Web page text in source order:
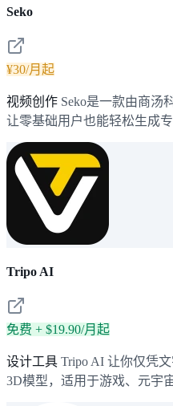
Seko
¥30/月起
视频创作 Seko是一款由商汤
让零基础用户也能轻松生成专
Tripo AI
免费 + $19.90/月起
设计工具 Tripo AI 让你仅凭
3D模型，适用于游戏、元宇